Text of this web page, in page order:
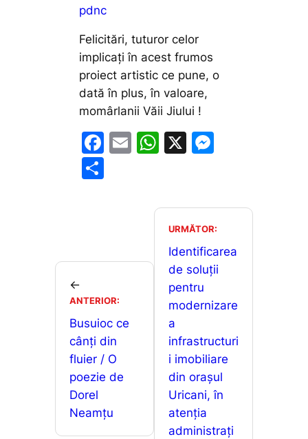
pdnc
Felicitări, tuturor celor
implicați în acest frumos
proiect artistic ce pune, o
dată în plus, în valoare,
momârlanii Văii Jiului !
F
k
E
W
s
A
p
p
X
s
e
n
g
er
a
ă
←
ANTERIOR:
Busuioc ce
cânți din
fluier / O
poezie de
Dorel
Neamțu
URMĂTOR:
Identificarea
de soluții
pentru
modernizare
a
infrastructuri
i imobiliare
din orașul
Uricani, în
atenția
administrați